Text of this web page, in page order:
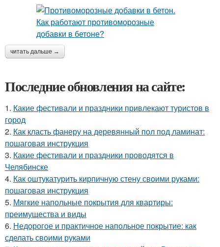
читать дальше →
Последние обновления на сайте:
1. Какие фестивали и праздники привлекают туристов в
город
2. Как класть фанеру на деревянный пол под ламинат:
пошаговая инструкция
3. Какие фестивали и праздники проводятся в
Челябинске
4. Как оштукатурить кирпичную стену своими руками:
пошаговая инструкция
5. Мягкие напольные покрытия для квартиры:
преимущества и виды
6. Недорогое и практичное напольное покрытие: как
сделать своими руками